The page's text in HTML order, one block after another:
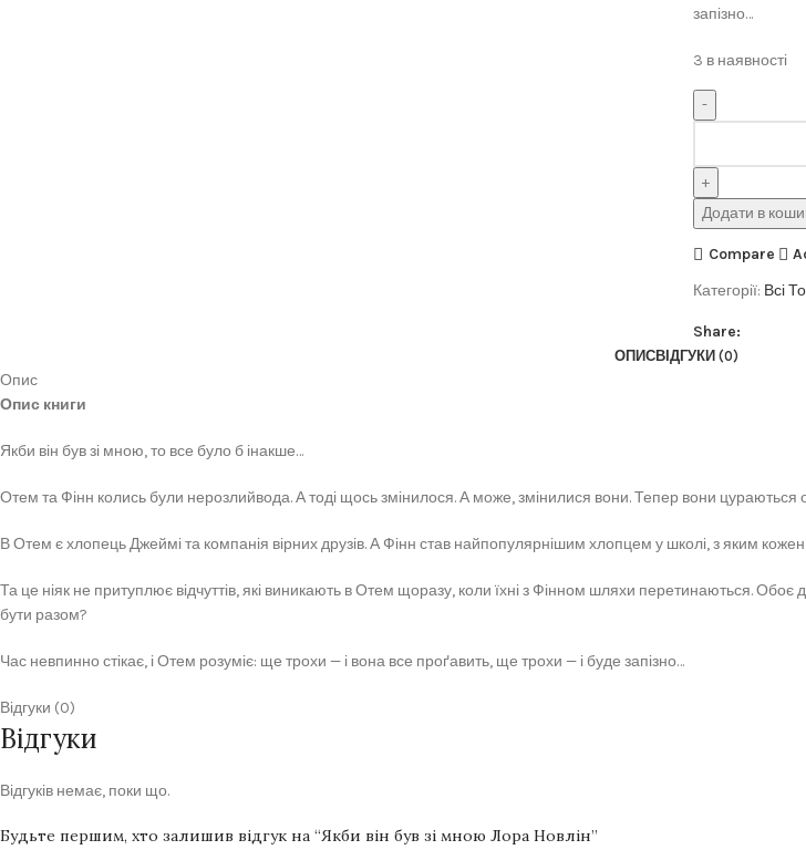
запізно…
3 в наявності
Додати в
Compare
Категорії: Всі
Share:
ОПИСВІДГУКИ (0)
Опис
Опис книги
Якби він був зі мною, то все було б інакше…
Отем та Фінн колись були нерозлийвода. А тоді щось змінилося. А може, змінилися вони. Тепер вони цураються
В Отем є хлопець Джеймі та компанія вірних друзів. А Фінн став найпопулярнішим хлопцем у школі, з яким
Та це ніяк не притуплює відчуттів, які виникають в Отем щоразу, коли їхні з Фінном шляхи перетинаються.
бути разом?
Час невпинно стікає, і Отем розуміє: ще трохи — і вона все проґавить, ще трохи — і буде запізно…
Відгуки (0)
Відгуки
Відгуків немає, поки що.
Будьте першим, хто залишив відгук на “Якби він був зі мною Лора Новлін”